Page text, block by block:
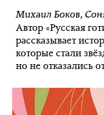
Михаил Боков,
Автор «Русская
рассказывает
которые стали
но не отказались